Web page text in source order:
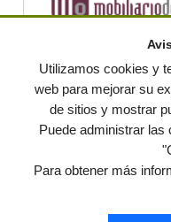
© residuos.com - Todos los
Condiciones de uso|Contacto |
Muebles de terraza y jardin
Utilizamos cookies y
web para mejorar su
de sitios y mostrar
Puede administrar las
Para obtener más